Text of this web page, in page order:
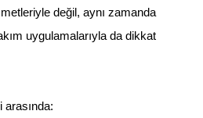
değil, aynı zamanda
uygulamalarıyla da dikkat
arasında: